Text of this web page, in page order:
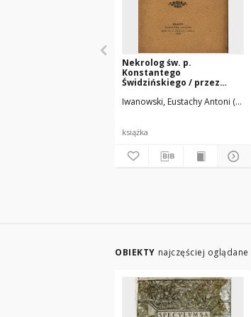
Nekrolog św. p.
Konstantego
Świdzińskiego / przez
Iwanowski, Eustachy Antoni
książka
OBIEKTY najczęściej oglądane